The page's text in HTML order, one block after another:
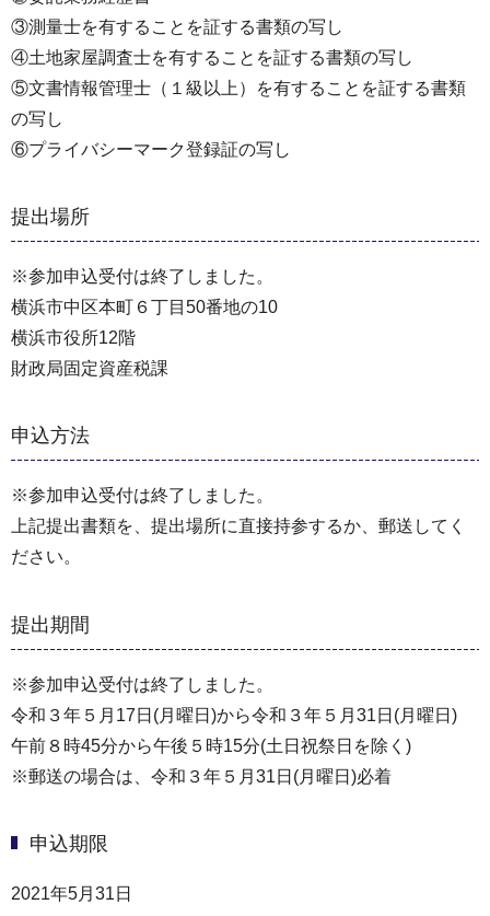
③測量士を有することを証する書類の写し
④土地家屋調査士を有することを証する書類の写し
⑤文書情報管理士（１級以上）を有することを証する書類
の写し
⑥プライバシーマーク登録証の写し
提出場所
※参加申込受付は終了しました。
横浜市中区本町６丁目50番地の10
横浜市役所12階
財政局固定資産税課
申込方法
※参加申込受付は終了しました。
上記提出書類を、提出場所に直接持参するか、郵送してく
ださい。
提出期間
※参加申込受付は終了しました。
令和３年５月17日(月曜日)から令和３年５月31日(月曜日)
午前８時45分から午後５時15分(土日祝祭日を除く)
※郵送の場合は、令和３年５月31日(月曜日)必着
申込期限
2021年5月31日